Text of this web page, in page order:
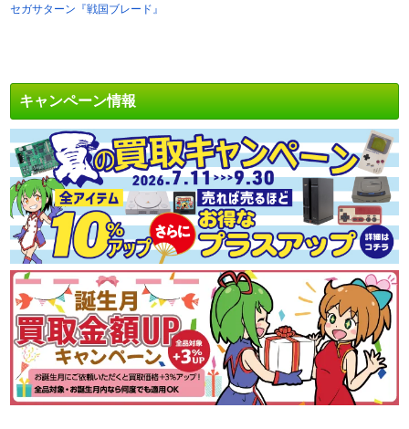
セガサターン『戦国ブレード』
キャンペーン情報